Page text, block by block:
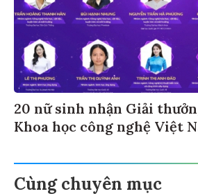
20 nữ sinh nhận Giải
Khoa học công nghệ Việt
Cùng chuyên mục